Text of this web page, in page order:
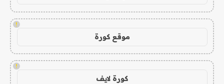
!
موقع كورة
!
كورة لايف